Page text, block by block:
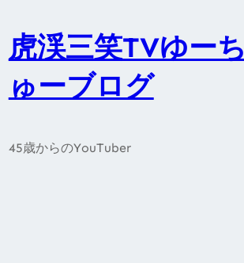
容
を
プ
虎渓三笑TVゆーち
ゅーブログ
45歳からのYouTuber